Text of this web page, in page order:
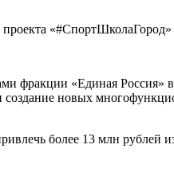
«#СпортШколаГород»
фракции «Единая Россия»
новых
более 13 млн рублей